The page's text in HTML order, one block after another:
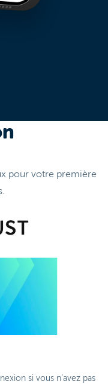
pour votre première
si vous n’avez pas